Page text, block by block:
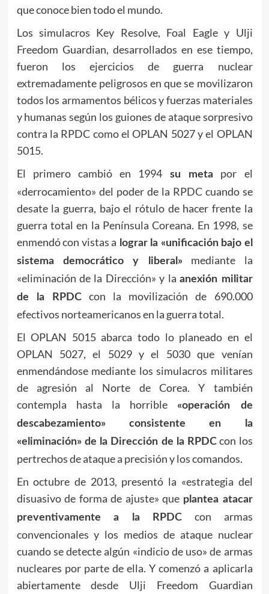
que conoce bien todo el mundo.
Los simulacros Key Resolve, Foal Eagle y Ulji
Freedom Guardian, desarrollados en ese tiempo,
fueron los ejercicios de guerra nuclear
extremadamente peligrosos en que se movilizaron
todos los armamentos bélicos y fuerzas materiales
y humanas según los guiones de ataque sorpresivo
contra la RPDC como el OPLAN 5027 y el OPLAN
5015.
El primero cambió en 1994 su meta
por el
«derrocamiento» del poder de la RPDC cuando se
desate la guerra, bajo el rótulo de hacer frente la
guerra total en la Península Coreana. En 1998, se
enmendó con vistas a lograr la «unificación bajo el
sistema democrático y liberal»mediante la
«eliminación de la Dirección» y laanexión militar
de la RPDCcon la movilización de 690.000
efectivos norteamericanos en la guerra total.
El OPLAN 5015 abarca todo lo planeado en el
OPLAN 5027, el 5029 y el 5030 que venían
enmendándose mediante los simulacros militares
de agresión al Norte de Corea. Y también
contempla hasta la horrible
«operación de
descabezamiento» consistente en la
«eliminación» de la Dirección de la RPDC con los
pertrechos de ataque a precisión y los comandos.
En octubre de 2013, presentó la «estrategia del
disuasivo de forma de ajuste» que plantea atacar
preventivamente a la RPDC
con armas
convencionales y los medios de ataque nuclear
cuando se detecte algún «indicio de uso» de armas
nucleares por parte de ella. Y comenzó a aplicarla
abiertamente desde Ulji Freedom Guardian